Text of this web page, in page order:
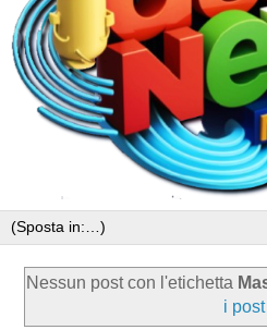
Nessun post con l'etichetta
i post